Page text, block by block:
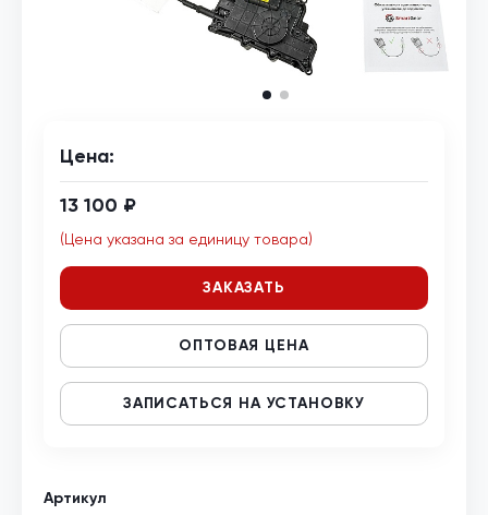
Артикул
Цена:
13 100 ₽
(Цена указана за единицу товара)
ЗАКАЗАТЬ
ОПТОВАЯ ЦЕНА
ЗАПИСАТЬСЯ НА УСТАНОВКУ